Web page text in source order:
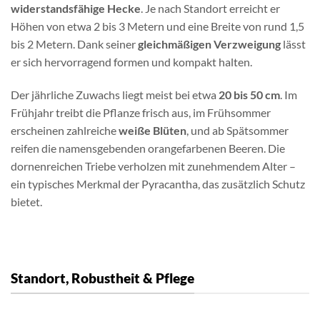
widerstandsfähige Hecke . Je nach Standort erreicht er
Höhen von etwa 2 bis 3 Metern und eine Breite von rund 1,5
bis 2 Metern. Dank seinergleichmäßigen Verzweigung lässt
er sich hervorragend formen und kompakt halten.
Der jährliche Zuwachs liegt meist bei etwa 20 bis 50 cm . Im
Frühjahr treibt die Pflanze frisch aus, im Frühsommer
erscheinen zahlreicheweiße Blüten , und ab Spätsommer
reifen die namensgebenden orangefarbenen Beeren. Die
dornenreichen Triebe verholzen mit zunehmendem Alter –
ein typisches Merkmal der Pyracantha, das zusätzlich Schutz
bietet.
Standort, Robustheit & Pflege